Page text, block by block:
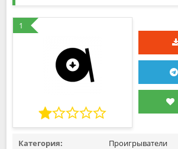
1
Категория:
Проигрыватели